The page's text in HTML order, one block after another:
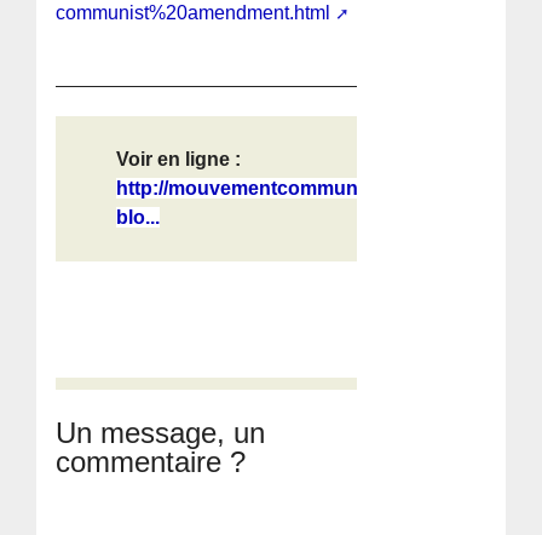
communist%20amendment.html
Voir en ligne :
http://mouvementcommuniste.over-
blo...
Un message, un
commentaire ?